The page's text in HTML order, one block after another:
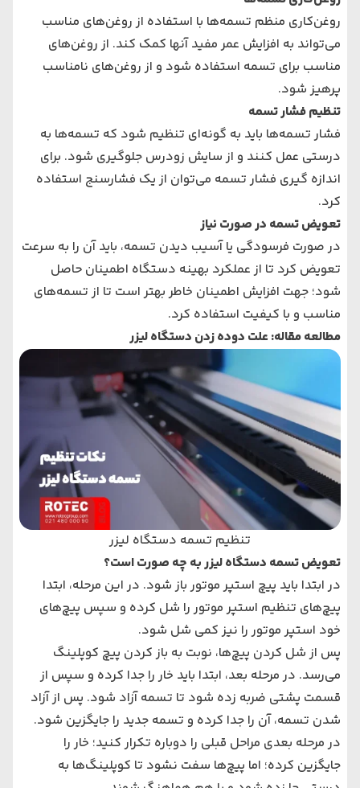
روغن‌کاری منظم تسمه‌ها با استفاده از روغن‌های مناسب
می‌تواند به افزایش عمر مفید آنها کمک کند. از روغن‌های
مناسب برای تسمه استفاده شود و از روغن‌های نامناسب
پرهیز شود.
تنظیم فشار تسمه
فشار تسمه‌ها باید به گونه‌ای تنظیم شود که تسمه‌ها به
درستی عمل کنند و از سایش زودرس جلوگیری شود. برای
اندازه گیری فشار تسمه می‌توان از یک فشارسنج استفاده
کرد.
تعویض تسمه در صورت نیاز
در صورت فرسودگی یا آسیب دیدن تسمه، باید آن را به سرعت
تعویض کرد تا از عملکرد بهینه دستگاه اطمینان حاصل
شود؛ جهت افزایش اطمینان خاطر بهتر است تا از تسمه‌های
مناسب و با کیفیت استفاده کرد.
مطالعه مقاله: علت دوده زدن دستگاه لیزر
تنظیم تسمه دستگاه لیزر
تعویض تسمه دستگاه لیزر به چه صورت است؟
در ابتدا باید پیچ استپر موتور باز شود. در این مرحله، ابتدا
پیچ‌های تنظیم استپر موتور را شل کرده و سپس پیچ‌های
خود استپر موتور را نیز کمی شل شود.
پس از شل کردن پیچ‌ها، نوبت به باز کردن پیچ کوپلینگ
می‌رسد. در مرحله بعد، ابتدا باید خار را جدا کرده و سپس از
قسمت پشتی ضربه زده شود تا تسمه آزاد شود. پس از آزاد
شدن تسمه، آن را جدا کرده و تسمه جدید را جایگزین شود.
در مرحله بعدی مراحل قبلی را دوباره تکرار کنید؛ خار را
جایگزین کرده؛ اما پیچ‌ها سفت نشود تا کوپلینگ‌ها به